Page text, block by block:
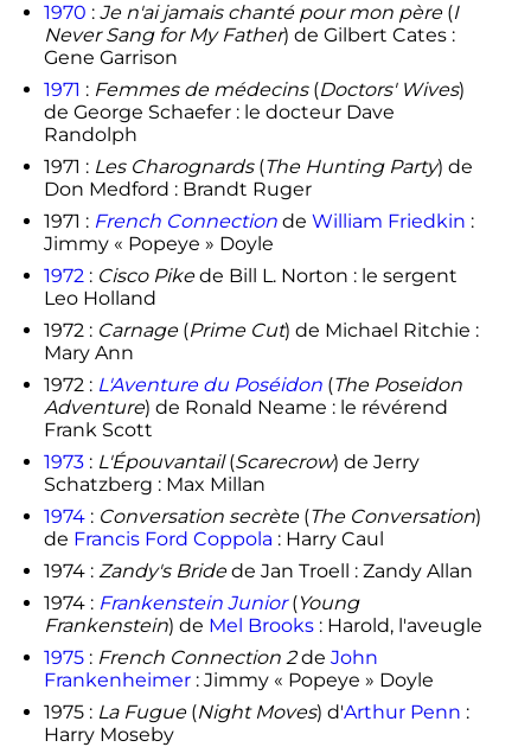
1970 : Je n'ai jamais chanté pour mon père(I
Never Sang for My Father) de Gilbert Cates :
Gene Garrison
1971 : Femmes de médecins(Doctors' Wives)
de George Schaefer : le docteur Dave
Randolph
1971 : Les Charognards(The Hunting Party) de
Don Medford : Brandt Ruger
1971 : French Connectionde William Friedkin :
Jimmy « Popeye » Doyle
1972: Cisco Pikede Bill L. Norton : le sergent
Leo Holland
1972 : Carnage(Prime Cut) de Michael Ritchie :
Mary Ann
1972 : L'Aventure du Poséidon(The Poseidon
Adventure) de Ronald Neame : le révérend
Frank Scott
1973: L'Épouvantail(Scarecrow) de Jerry
Schatzberg : Max Millan
1974: Conversation secrète(The Conversation)
de Francis Ford Coppola : Harry Caul
1974 : Zandy's Bridede Jan Troell : Zandy Allan
1974 : Frankenstein Junior(Young
Frankenstein) de Mel Brooks: Harold, l'aveugle
1975: French Connection 2de John
Frankenheimer: Jimmy « Popeye » Doyle
1975 : La Fugue(Night Moves) d'Arthur Penn :
Harry Moseby